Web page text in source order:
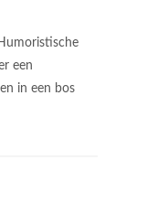
een
in een bos